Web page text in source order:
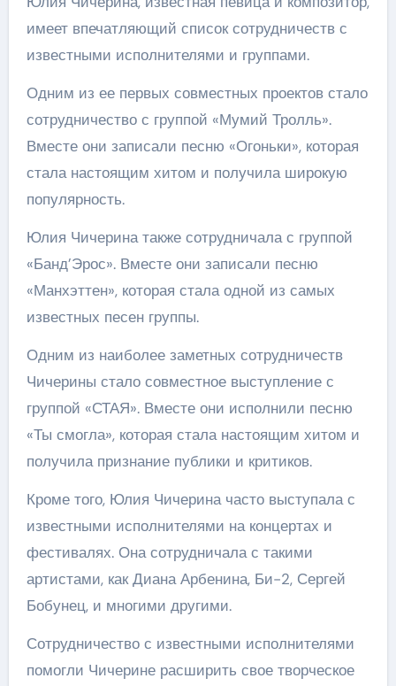
имеет впечатляющий список сотрудничеств с
известными исполнителями и группами.
Одним из ее первых совместных проектов стало
сотрудничество с группой «Мумий Тролль».
Вместе они записали песню «Огоньки», которая
стала настоящим хитом и получила широкую
популярность.
Юлия Чичерина также сотрудничала с группой
«Банд’Эрос». Вместе они записали песню
«Манхэттен», которая стала одной из самых
известных песен группы.
Одним из наиболее заметных сотрудничеств
Чичерины стало совместное выступление с
группой «СТАЯ». Вместе они исполнили песню
«Ты смогла», которая стала настоящим хитом и
получила признание публики и критиков.
Кроме того, Юлия Чичерина часто выступала с
известными исполнителями на концертах и
фестивалях. Она сотрудничала с такими
артистами, как Диана Арбенина, Би-2, Сергей
Бобунец, и многими другими.
Сотрудничество с известными исполнителями
помогли Чичерине расширить свое творческое